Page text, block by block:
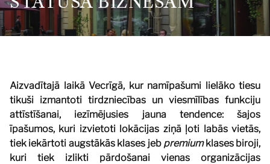
Aizvadītajā laikā Vecrīgā, kur namīpašumi lielāko tiesu
tikuši izmantoti tirdzniecības un viesmīlības funkciju
attīstīšanai, iezīmējusies jauna tendence: šajos
īpašumos, kuri izvietoti lokācijas ziņā ļoti labās vietās,
tiek iekārtoti augstākās klases jeb premiumklases biroji,
kuri tiek izlikti pārdošanai vienas organizācijas